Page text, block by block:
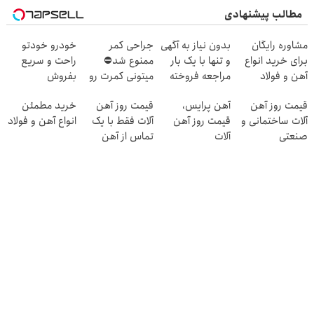
مطالب پیشنهادی
مشاوره رایگان
برای خرید انواع
آهن و فولاد
بدون نیاز به آگهی
و تنها با یک بار
مراجعه فروخته
جراحی کمر
ممنوع شد⛔
میتونی کمرت رو
کنی! 👈🏻
پرسش‌نامه
خودرو خودتو
راحت و سریع
بفروش
قیمت روز آهن
آلات ساختمانی و
صنعتی
آهن پرایس،
قیمت روز آهن
آلات
قیمت روز آهن
آلات فقط با یک
تماس از آهن
خرید مطمئن
انواع آهن و فولاد